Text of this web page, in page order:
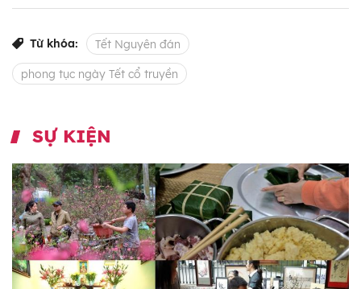
Từ khóa: Tết Nguyên đán
phong tục ngày Tết cổ truyền
SỰ KIỆN